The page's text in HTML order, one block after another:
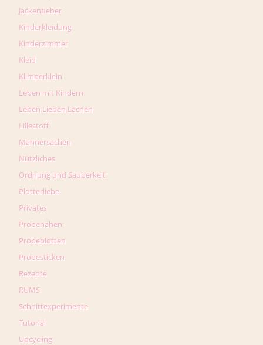
Jackenfieber
Kinderkleidung
Kinderzimmer
Kleid
Klimperklein
Leben mit Kindern
Leben.Lieben.Lachen
Lillestoff
Männersachen
Nützliches
Ordnung und Sauberkeit
Plotterliebe
Privates
Probenähen
Probeplotten
Probesticken
Rezepte
RUMS
Schnittexperimente
Tutorial
Upcycling